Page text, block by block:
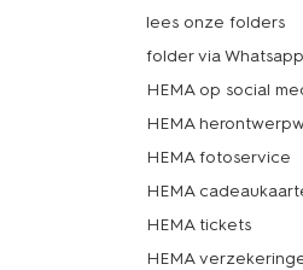
lees onze folders
folder via
HEMA op social
HEMA
HEMA fotoservice
HEMA
HEMA tickets
HEMA